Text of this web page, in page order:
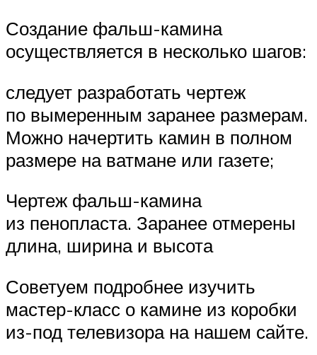
Создание фальш-камина
осуществляется в несколько шагов:
следует разработать чертеж
по вымеренным заранее размерам.
Можно начертить камин в полном
размере на ватмане или газете;
Чертеж фальш-камина
из пенопласта. Заранее отмерены
длина, ширина и высота
Советуем подробнее изучить
мастер-класс о камине из коробки
из-под телевизора на нашем сайте.